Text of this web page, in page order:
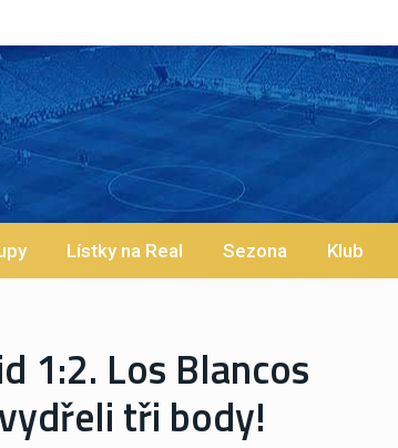
Vinícius! Blíží se jeho odchod z Realu a pustí se
Lístky na Real Sezona Klub
1:2. Los Blancos
tři body!